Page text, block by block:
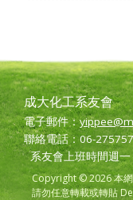
成大化工系友會
電子郵件：
聯絡電話：06-
系友會上班時間週一
Copyright © 2026 本網
請勿任意轉載或轉貼